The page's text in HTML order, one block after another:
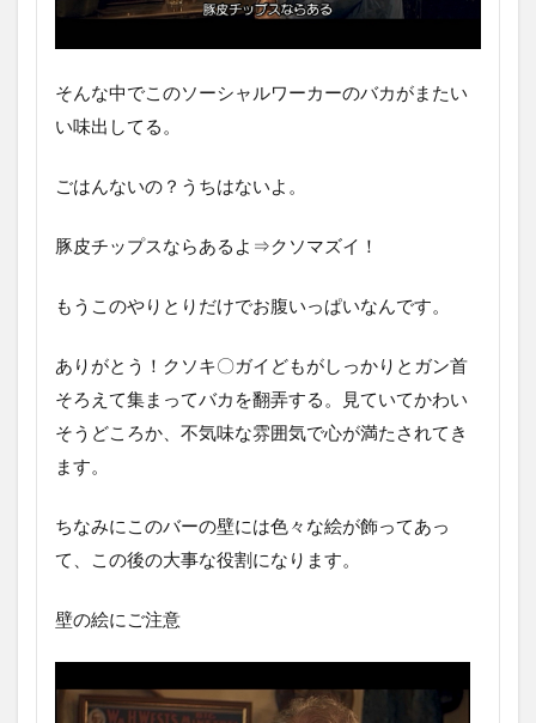
そんな中でこのソーシャルワーカーのバカがまたい
い味出してる。
ごはんないの？うちはないよ。
豚皮チップスならあるよ⇒クソマズイ！
もうこのやりとりだけでお腹いっぱいなんです。
ありがとう！クソキ〇ガイどもがしっかりとガン首
そろえて集まってバカを翻弄する。見ていてかわい
そうどころか、不気味な雰囲気で心が満たされてき
ます。
ちなみにこのバーの壁には色々な絵が飾ってあっ
て、この後の大事な役割になります。
壁の絵にご注意